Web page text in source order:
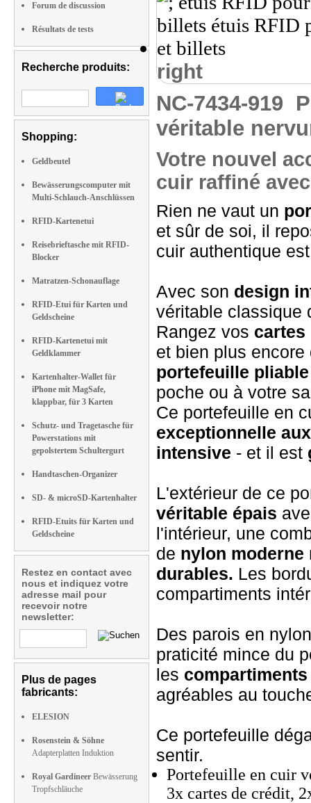
Forum de discussion
Résultats de tests
Recherche produits:
Shopping:
Geldbeutel
Bewässerungscomputer mit
Multi-Schlauch-Anschlüssen
RFID-Kartenetui
Reisebrieftasche mit RFID-
Blocker
Matratzen-Schonauflage
RFID-Etui für Karten und
Geldscheine
RFID-Kartenetui mit
Geldklammer
Kartenhalter-Wallet für
iPhone mit MagSafe,
klappbar, für 3 Karten
Schutz- und Tragetasche für
Powerstations mit
gepolstertem Schultergurt
Handtaschen-Organizer
SD- & microSD-Kartenhalter
RFID-Etuits für Karten und
Geldscheine
Restez en contact avec
nous et indiquez votre
adresse mail pour
recevoir notre
newsletter:
Plus de pages
fabricants:
ELESION
Rosenstein & Söhne
Adapterplatten Induktion
Royal Gardineer Bewässerung
Tropfschläuche
right
NC-7434-919
véritable
Votre nouvel
cuir raffiné
Rien ne vaut un
et sûr de soi, il
cuir authentique
Avec son design
véritable classique
Rangez vos cartes
et bien plus
portefeuille pliable
poche ou à votre
Ce portefeuille en
exceptionnelle
intensive - et il est
L'extérieur de ce
véritable épais
l'intérieur, une
de nylon moderne
durables. Les
compartiments
Des parois en
praticité mince du
les
agréables au
Ce portefeuille
sentir.
Portefeuille en cuir
3x cartes de crédit,